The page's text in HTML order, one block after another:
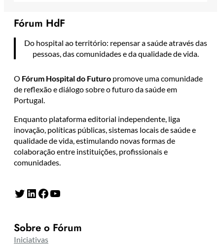
Fórum HdF
Do hospital ao território: repensar a saúde através das
pessoas, das comunidades e da qualidade de vida.
O Fórum Hospital do Futuro promove uma comunidade
de reflexão e diálogo sobre o futuro da saúde em
Portugal.
Enquanto plataforma editorial independente, liga
inovação, políticas públicas, sistemas locais de saúde e
qualidade de vida, estimulando novas formas de
colaboração entre instituições, profissionais e
comunidades.
Twitter LinkedIn Facebook YouTube
Sobre o Fórum
Iniciativas